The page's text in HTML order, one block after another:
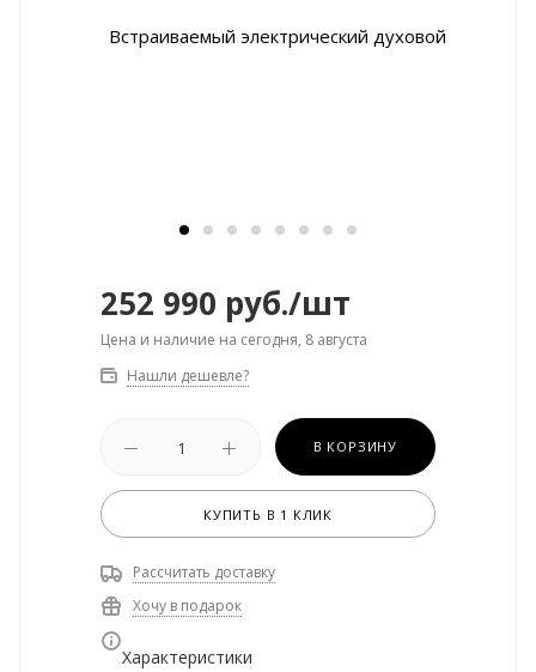
252 990 руб./шт
Цена и наличие на сегодня, 8 августа
Нашли дешевле?
В КОРЗИНУ
КУПИТЬ В 1 КЛИК
Рассчитать доставку
Хочу в подарок
Характеристики